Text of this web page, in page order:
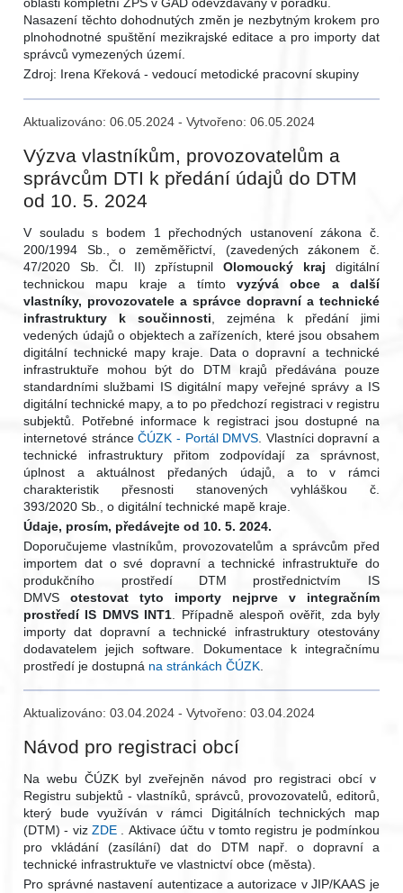
oblasti kompletní ZPS v GAD odevzdávány v pořádku.
Nasazení těchto dohodnutých změn je nezbytným krokem pro
plnohodnotné spuštění mezikrajské editace a pro importy dat
správců vymezených území.
Zdroj: Irena Křeková - vedoucí metodické pracovní skupiny
Aktualizováno: 06.05.2024 - Vytvořeno: 06.05.2024
Výzva vlastníkům, provozovatelům a
správcům DTI k předání údajů do DTM
od 10. 5. 2024
V souladu s bodem 1 přechodných ustanovení zákona č.
200/1994 Sb., o zeměměřictví, (zavedených zákonem č.
47/2020 Sb. Čl. II) zpřístupnilOlomoucký kraj digitální
technickou mapu kraje a tímto vyzývá obce a další
vlastníky, provozovatele a správce dopravní a technické
infrastruktury k součinnosti , zejména k předání jimi
vedených údajů o objektech a zařízeních, které jsou obsahem
digitální technické mapy kraje. Data o dopravní a technické
infrastruktuře mohou být do DTM krajů předávána pouze
standardními službami IS digitální mapy veřejné správy a IS
digitální technické mapy, a to po předchozí registraci v registru
subjektů. Potřebné informace k registraci jsou dostupné na
internetové stránceČÚZK - Portál DMVS . Vlastníci dopravní a
technické infrastruktury přitom zodpovídají za správnost,
úplnost a aktuálnost předaných údajů, a to v rámci
charakteristik přesnosti stanovených vyhláškou č.
393/2020 Sb., o digitální technické mapě kraje.
Údaje, prosím, předávejte od 10. 5. 2024.
Doporučujeme vlastníkům, provozovatelům a správcům před
importem dat o své dopravní a technické infrastruktuře do
produkčního prostředí DTM prostřednictvím IS
DMVSotestovat tyto importy nejprve v integračním
prostředí IS DMVS INT1 . Případně alespoň ověřit, zda byly
importy dat dopravní a technické infrastruktury otestovány
dodavatelem jejich software. Dokumentace k integračnímu
prostředí je dostupná na stránkách ČÚZK
Aktualizováno: 03.04.2024 - Vytvořeno: 03.04.2024
Návod pro registraci obcí
Na webu ČÚZK byl zveřejněn návod pro registraci obcí v
Registru subjektů - vlastníků, správců, provozovatelů, editorů,
který bude využíván v rámci Digitálních technických map
(DTM) - vizZDE . Aktivace účtu v tomto registru je podmínkou
pro vkládání (zasílání) dat do DTM např. o dopravní a
technické infrastruktuře ve vlastnictví obce (města).
Pro správné nastavení autentizace a autorizace v JIP/KAAS je